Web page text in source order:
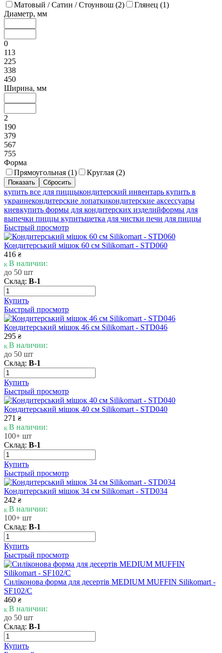
Матовый / Сатин / Стоунвош (2) Глянец (1)
Диаметр, мм
0
113
225
338
450
Ширина, мм
2
190
379
567
755
Форма
Прямоугольная (1) Круглая (2)
купить все для пиццыкондитерский инвентарь купить в
украинекондитерские лопаткикондитерские аксессуары
киевкупить формы для кондитерских изделийформы для
выпечки пиццы купитьщетка для чистки печи для пиццы
Быстрый просмотр
Кондитерський мішок 60 см Silikomart - STD060
416 ₴
В наличии:
до 50 шт
Склад: В-1
Купить
Быстрый просмотр
Кондитерський мішок 46 см Silikomart - STD046
295 ₴
В наличии:
до 50 шт
Склад: В-1
Купить
Быстрый просмотр
Кондитерський мішок 40 см Silikomart - STD040
271 ₴
В наличии:
100+ шт
Склад: В-1
Купить
Быстрый просмотр
Кондитерський мішок 34 см Silikomart - STD034
242 ₴
В наличии:
100+ шт
Склад: В-1
Купить
Быстрый просмотр
Силіконова форма для десертів MEDIUM MUFFIN Silikomart -
SF102/C
460 ₴
В наличии:
до 50 шт
Склад: В-1
Купить